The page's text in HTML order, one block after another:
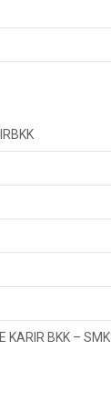
KARIR BKK – SMK